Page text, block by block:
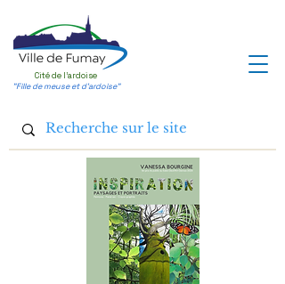
Cité de l'ardoise
"Fille de meuse et d'ardoise"